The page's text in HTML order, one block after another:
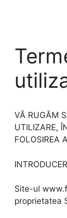
VĂ RUGĂM
UTILIZARE,
FOLOSIREA
Site-ul
proprietatea